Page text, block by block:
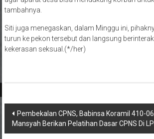
tambahnya.
Siti juga menegaskan, dalam Minggu ini,
turun ke pekon tersebut dan langsung
kekerasan seksual.(*/her)
Navigasi
pos
Pembekalan CPNS, Babinsa Koramil 410-
Mansyah Berikan Pelatihan Dasar CPNS Di